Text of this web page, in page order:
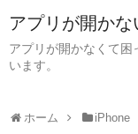
アプリが開か
アプリが開かなくて困
います。
ホーム iPhone